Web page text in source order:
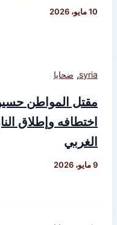
10 مايو، 2026
syria
, ضحايا
مقتل المواطن
اختطافه وإطلاق
الغربي
9 مايو، 2026